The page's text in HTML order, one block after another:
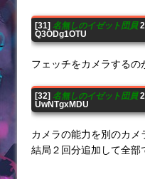
[31] 名無しのイゼット団員
Q3ODg1OTU
フェッチをカメラするの
[32] 名無しのイゼット団員
UwNTgxMDU
カメラの能力を別のカ
結局２回分追加して全部